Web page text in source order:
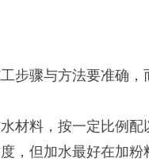
骤与方法要准确，
料，按一定比例配
，但加水最好在加粉